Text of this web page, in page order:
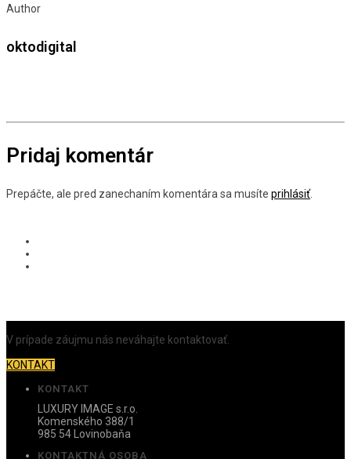
Author
oktodigital
Pridaj komentár
Prepáčte, ale pred zanechaním komentára sa musíte prihlásiť
V prípade záujmu nás neváhajte kontaktovať.
KONTAKT
KONTAKT
LUXURY IMAGE s.r.o.
Komenského 388/1
985 54 Lovinobaňa
KONTAKTNÁ OSOBA